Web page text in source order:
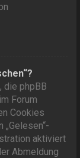
die phpBB
Forum
Cookies
aktiviert
Abmeldung